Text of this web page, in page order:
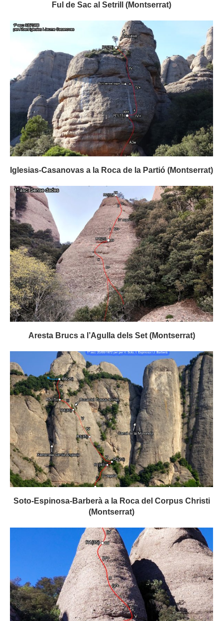
Ful de Sac al Setrill (Montserrat)
Iglesias-Casanovas a la Roca de la Partió (Montserrat)
Aresta Brucs a l’Agulla dels Set (Montserrat)
Soto-Espinosa-Barberà a la Roca del Corpus Christi
(Montserrat)